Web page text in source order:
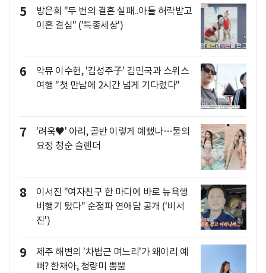
5
방은희 "두 번의 결혼 실패..아들 허락받고
이혼 결심" ('특종세상')
6
악뮤 이수현, '김성주子' 김민국과 스위스
여행 "첫 만남에 2시간 넘게 기다렸다"
7
'려욱♥' 아리, 골반 이렇게 예뻤나…물의
요정 청순 슬렌더
8
이서진 "여자친구 한 마디에 바로 뉴욕행
비행기 탔다" 순정파 연애담 공개 ('비서
진')
9
제주 해변의 '차범근 며느리'가 왜이리 예
뻐? 한채아, 청량미 뿜뿜